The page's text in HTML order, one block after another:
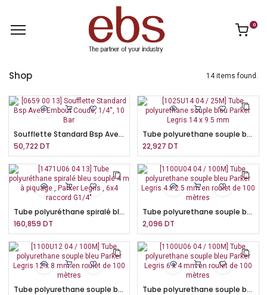
0
Shop 14 items found.
Soufflette Standard Bsp Avec Embout Coudé, 1/4'', 10 Bar
50,722 DT
Tube polyurethane souple bleu Parker Legris 14 x 9.5 mm
22,927 DT
Tube polyuréthane spiralé bleu souple 4 m à piquage , Parker Legris , 6x4 raccord G1/4"
160,859 DT
Tube polyurethane souple bleu Parker Legris 4 x 2.5 mm en roulet de 100 mètres
2,096 DT
Tube polyurethane souple bleu Parker Legris 12 x 8 mm en roulet de 100 mètres
Tube polyurethane souple bleu Parker Legris 6 x 4 mm en roulet de 100 mètres